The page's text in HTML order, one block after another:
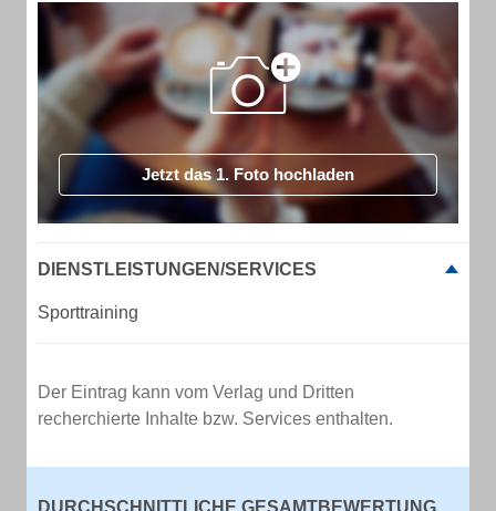
Jetzt das 1. Foto hochladen
DIENSTLEISTUNGEN/SERVICES
Sporttraining
Der Eintrag kann vom Verlag und Dritten
recherchierte Inhalte bzw. Services enthalten.
DURCHSCHNITTLICHE GESAMTBEWERTUNG